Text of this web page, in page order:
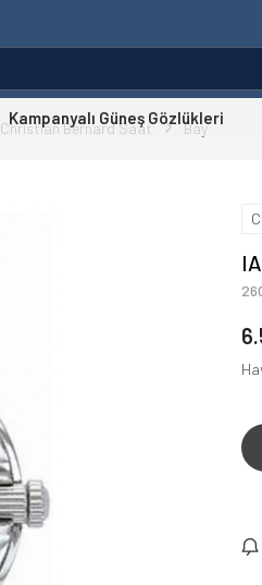
Kampanyalı Güneş Gözlükleri
Christian Bernard Saat Bay